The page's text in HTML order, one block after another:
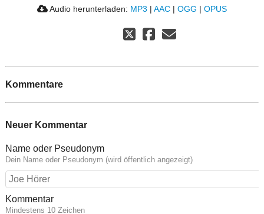
Audio herunterladen: MP3 | AAC | OGG | OPUS
Kommentare
Neuer Kommentar
Name oder Pseudonym
Dein Name oder Pseudonym (wird öffentlich angezeigt)
Kommentar
Mindestens 10 Zeichen